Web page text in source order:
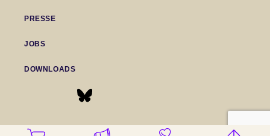
PRESSE
JOBS
DOWNLOADS